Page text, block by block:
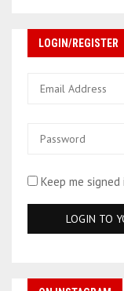
LOGIN/REGISTER
Keep me